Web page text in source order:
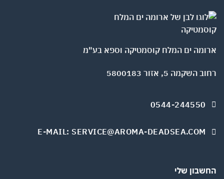
ים המלח קוסמטיקה וספא בע"מ
5, אזור 5800183
0544-244550
E-MAIL: SERVICE@AROMA-DEADSEA.COM
שלי